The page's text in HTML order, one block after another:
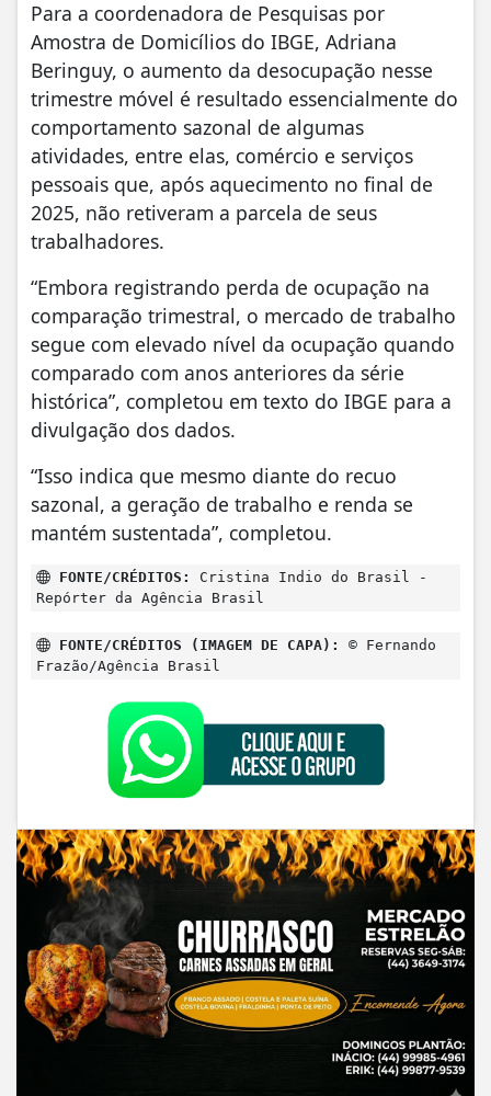
Para a coordenadora de Pesquisas por
Amostra de Domicílios do IBGE, Adriana
Beringuy, o aumento da desocupação nesse
trimestre móvel é resultado essencialmente do
comportamento sazonal de algumas
atividades, entre elas, comércio e serviços
pessoais que, após aquecimento no final de
2025, não retiveram a parcela de seus
trabalhadores.
“Embora registrando perda de ocupação na
comparação trimestral, o mercado de trabalho
segue com elevado nível da ocupação quando
comparado com anos anteriores da série
histórica”, completou em texto do IBGE para a
divulgação dos dados.
“Isso indica que mesmo diante do recuo
sazonal, a geração de trabalho e renda se
mantém sustentada”, completou.
FONTE/CRÉDITOS:
Cristina Indio do Brasil -
Repórter da Agência Brasil
FONTE/CRÉDITOS (IMAGEM DE CAPA):
© Fernando
Frazão/Agência Brasil